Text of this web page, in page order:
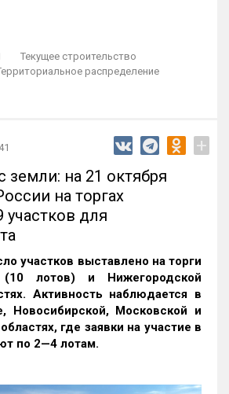
Текущее строительство
распределение
+
земли: на 21 октября
на торгах
участков для
участков выставлено на торги
(10 лотов) и Нижегородской
Активность наблюдается в
Новосибирской, Московской и
где заявки на участие в
по 2—4 лотам.